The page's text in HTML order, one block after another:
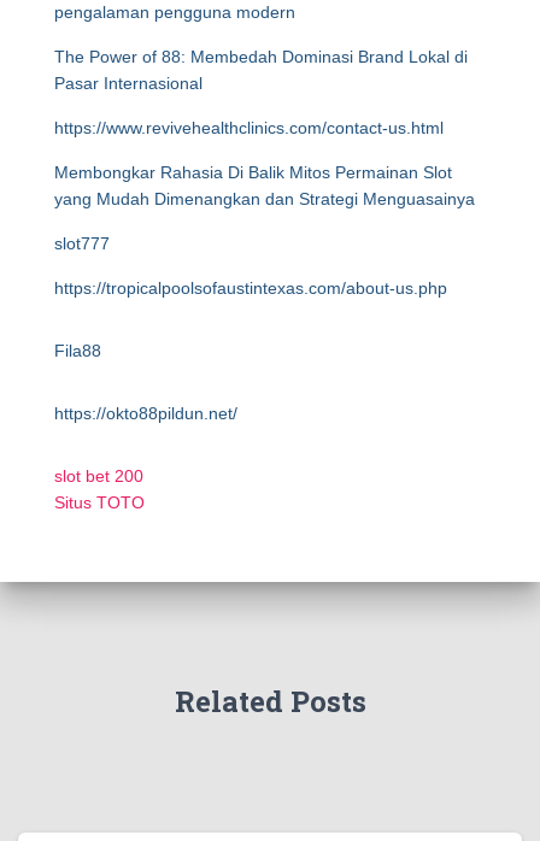
pengalaman pengguna modern
The Power of 88: Membedah Dominasi Brand Lokal di
Pasar Internasional
https://www.revivehealthclinics.com/contact-us.html
Membongkar Rahasia Di Balik Mitos Permainan Slot
yang Mudah Dimenangkan dan Strategi Menguasainya
slot777
https://tropicalpoolsofaustintexas.com/about-us.php
Fila88
https://okto88pildun.net/
slot bet 200
Situs TOTO
Related Posts